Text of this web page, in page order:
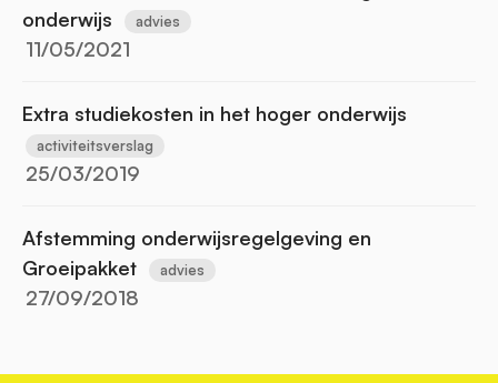
onderwijs
advies
11/05/2021
Extra studiekosten in het hoger onderwijs
activiteitsverslag
25/03/2019
Afstemming onderwijsregelgeving en
Groeipakket
advies
27/09/2018